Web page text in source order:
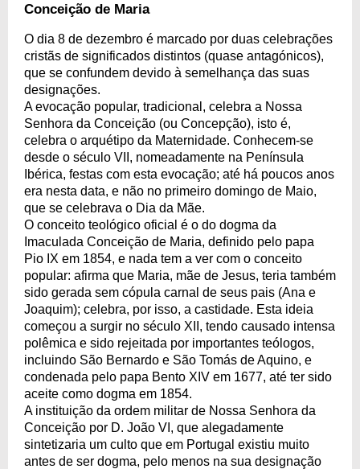
Conceição de Maria
O dia 8 de dezembro é marcado por duas celebrações
cristãs de significados distintos (quase antagónicos),
que se confundem devido à semelhança das suas
designações.
A evocação popular, tradicional, celebra a Nossa
Senhora da Conceição (ou Concepção), isto é,
celebra o arquétipo da Maternidade. Conhecem-se
desde o século VII, nomeadamente na Península
Ibérica, festas com esta evocação; até há poucos anos
era nesta data, e não no primeiro domingo de Maio,
que se celebrava o Dia da Mãe.
O conceito teológico oficial é o do dogma da
Imaculada Conceição de Maria, definido pelo papa
Pio IX em 1854, e nada tem a ver com o conceito
popular: afirma que Maria, mãe de Jesus, teria também
sido gerada sem cópula carnal de seus pais (Ana e
Joaquim); celebra, por isso, a castidade. Esta ideia
começou a surgir no século XII, tendo causado intensa
polêmica e sido rejeitada por importantes teólogos,
incluindo São Bernardo e São Tomás de Aquino, e
condenada pelo papa Bento XIV em 1677, até ter sido
aceite como dogma em 1854.
A instituição da ordem militar de Nossa Senhora da
Conceição por D. João VI, que alegadamente
sintetizaria um culto que em Portugal existiu muito
antes de ser dogma, pelo menos na sua designação